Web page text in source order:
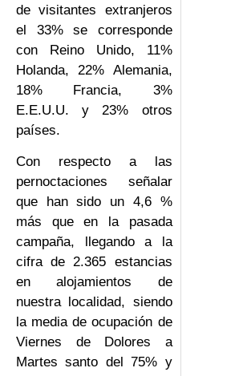
de visitantes extranjeros
el 33% se corresponde
con Reino Unido, 11%
Holanda, 22% Alemania,
18% Francia, 3%
E.E.U.U. y 23% otros
países.
Con respecto a las
pernoctaciones señalar
que han sido un 4,6 %
más que en la pasada
campaña, llegando a la
cifra de 2.365 estancias
en alojamientos de
nuestra localidad, siendo
la media de ocupación de
Viernes de Dolores a
Martes santo del 75% y